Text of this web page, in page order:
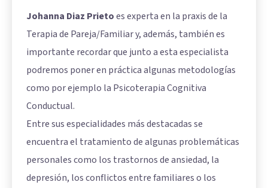
Johanna Diaz Prietoes experta en la praxis de la
Terapia de Pareja/Familiar y, además, también es
importante recordar que junto a esta especialista
podremos poner en práctica algunas metodologías
como por ejemplo la Psicoterapia Cognitiva
Conductual.
Entre sus especialidades más destacadas se
encuentra el tratamiento de algunas problemáticas
personales como los trastornos de ansiedad, la
depresión, los conflictos entre familiares o los